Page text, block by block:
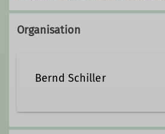
Organisation
Bernd Schiller
0171 1480210